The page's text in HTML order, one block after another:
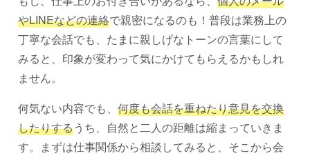
やLINEなどの連絡で親密になるのも！普段は業務上の
丁寧な会話でも、たまに親しげなトーンの言葉にして
みると、印象が変わって気にかけてもらえるかもしれ
ません。
何気ない内容でも、 何度も会話を重ねたり意見を交換
したりするうち、自然と二人の距離は縮まっていきま
す。まずは仕事関係から相談してみると、そこから会